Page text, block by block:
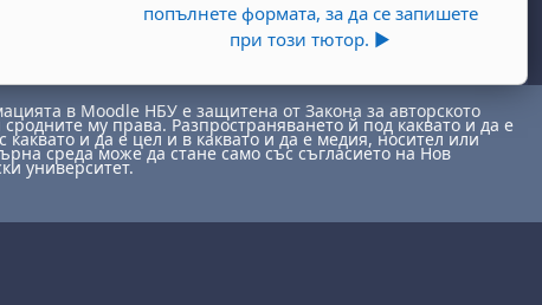
попълнете формата, за да се запишете
при този тютор. ▶︎
в Moodle НБУ е защитена от Закона за авторското
му права. Разпространяването й под каквато и да е
каквато и да е цел и в каквато и да е медия, носител или
среда може да стане само със съгласието на Нов
университет.